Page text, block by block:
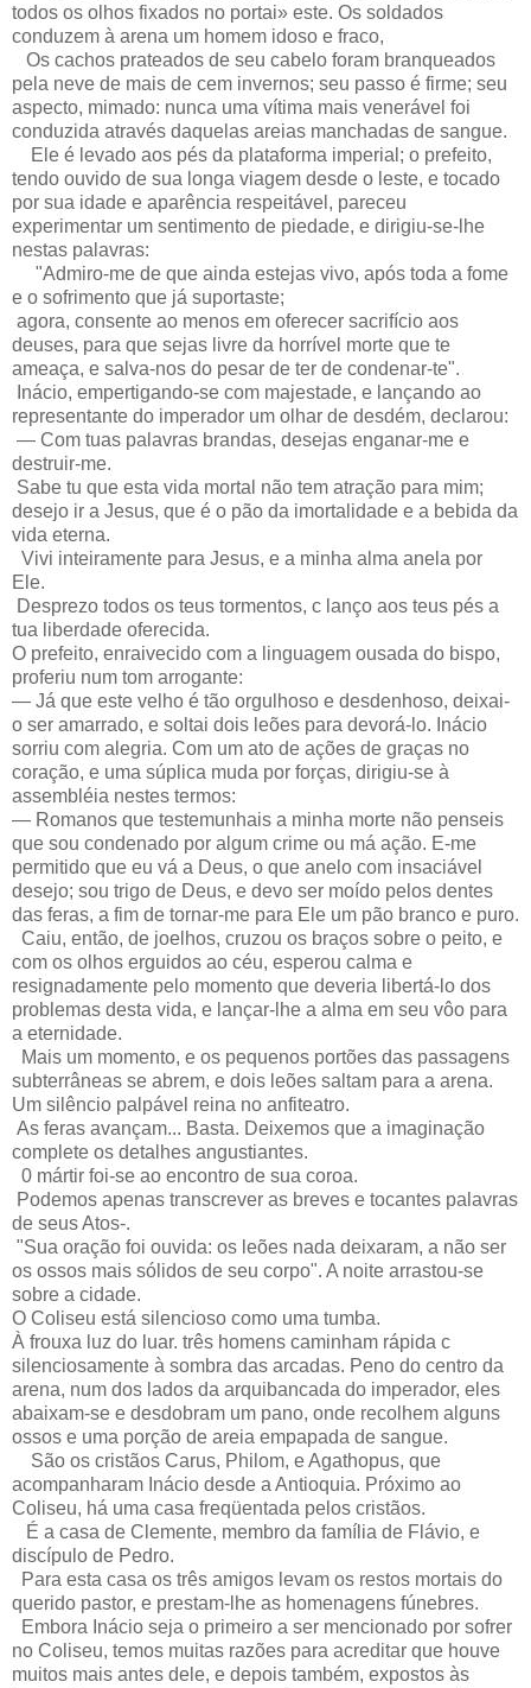
todos os olhos fixados no portai» este. Os soldados
conduzem à arena um homem idoso e fraco,
Os cachos prateados de seu cabelo foram branqueados
pela neve de mais de cem invernos; seu passo é firme; seu
aspecto, mimado: nunca uma vítima mais venerável foi
conduzida através daquelas areias manchadas de sangue.
Ele é levado aos pés da plataforma imperial; o prefeito,
tendo ouvido de sua longa viagem desde o leste, e tocado
por sua idade e aparência respeitável, pareceu
experimentar um sentimento de piedade, e dirigiu-se-lhe
nestas palavras:
"Admiro-me de que ainda estejas vivo, após toda a fome
e o sofrimento que já suportaste;
agora, consente ao menos em oferecer sacrifício aos
deuses, para que sejas livre da horrível morte que te
ameaça, e salva-nos do pesar de ter de condenar-te".
Inácio, empertigando-se com majestade, e lançando ao
representante do imperador um olhar de desdém, declarou:
— Com tuas palavras brandas, desejas enganar-me e
destruir-me.
Sabe tu que esta vida mortal não tem atração para mim;
desejo ir a Jesus, que é o pão da imortalidade e a bebida da
vida eterna.
Vivi inteiramente para Jesus, e a minha alma anela por
Ele.
Desprezo todos os teus tormentos, c lanço aos teus pés a
tua liberdade oferecida.
O prefeito, enraivecido com a linguagem ousada do bispo,
proferiu num tom arrogante:
— Já que este velho é tão orgulhoso e desdenhoso, deixai-
o ser amarrado, e soltai dois leões para devorá-lo. Inácio
sorriu com alegria. Com um ato de ações de graças no
coração, e uma súplica muda por forças, dirigiu-se à
assembléia nestes termos:
— Romanos que testemunhais a minha morte não penseis
que sou condenado por algum crime ou má ação. E-me
permitido que eu vá a Deus, o que anelo com insaciável
desejo; sou trigo de Deus, e devo ser moído pelos dentes
das feras, a fim de tornar-me para Ele um pão branco e puro.
Caiu, então, de joelhos, cruzou os braços sobre o peito, e
com os olhos erguidos ao céu, esperou calma e
resignadamente pelo momento que deveria libertá-lo dos
problemas desta vida, e lançar-lhe a alma em seu vôo para
a eternidade.
Mais um momento, e os pequenos portões das passagens
subterrâneas se abrem, e dois leões saltam para a arena.
Um silêncio palpável reina no anfiteatro.
As feras avançam... Basta. Deixemos que a imaginação
complete os detalhes angustiantes.
0 mártir foi-se ao encontro de sua coroa.
Podemos apenas transcrever as breves e tocantes palavras
de seus Atos-.
"Sua oração foi ouvida: os leões nada deixaram, a não ser
os ossos mais sólidos de seu corpo". A noite arrastou-se
sobre a cidade.
O Coliseu está silencioso como uma tumba.
À frouxa luz do luar. três homens caminham rápida c
silenciosamente à sombra das arcadas. Peno do centro da
arena, num dos lados da arquibancada do imperador, eles
abaixam-se e desdobram um pano, onde recolhem alguns
ossos e uma porção de areia empapada de sangue.
São os cristãos Carus, Philom, e Agathopus, que
acompanharam Inácio desde a Antioquia. Próximo ao
Coliseu, há uma casa freqüentada pelos cristãos.
É a casa de Clemente, membro da família de Flávio, e
discípulo de Pedro.
Para esta casa os três amigos levam os restos mortais do
querido pastor, e prestam-lhe as homenagens fúnebres.
Embora Inácio seja o primeiro a ser mencionado por sofrer
no Coliseu, temos muitas razões para acreditar que houve
muitos mais antes dele, e depois também, expostos às